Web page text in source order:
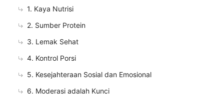
1. Kaya Nutrisi
2. Sumber Protein
3. Lemak Sehat
4. Kontrol Porsi
5. Kesejahteraan Sosial dan Emosional
6. Moderasi adalah Kunci